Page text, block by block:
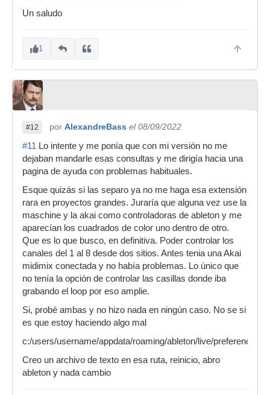
Un saludo
1
#12 por AlexandreBass el 08/09/2022
#11 Lo intente y me ponía que con mi versión no me
dejaban mandarle esas consultas y me dirigía hacia una
pagina de ayuda con problemas habituales.
Esque quizás si las separo ya no me haga esa extensión
rara en proyectos grandes. Juraría que alguna vez use la
maschine y la akai como controladoras de ableton y me
aparecían los cuadrados de color uno dentro de otro.
Que es lo que busco, en definitiva. Poder controlar los
canales del 1 al 8 desde dos sitios. Antes tenia una Akai
midimix conectada y no había problemas. Lo único que
no tenía la opción de controlar las casillas donde iba
grabando el loop por eso amplie.
Si, probé ambas y no hizo nada en ningún caso. No se si
es que estoy haciendo algo mal
c:/users/username/appdata/roaming/ableton/live/preferences/
Creo un archivo de texto en esa ruta, reinicio, abro
ableton y nada cambio